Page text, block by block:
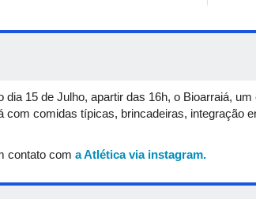
dia 15 de Julho, apartir das 16h, o Bioarraiá,
comidas típicas, brincadeiras, integração
contato com a Atlética via instagram.